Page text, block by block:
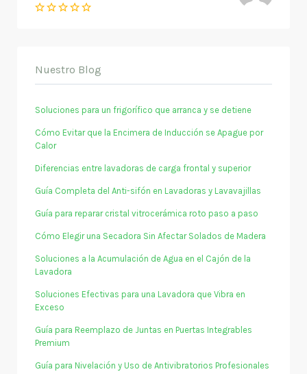
Nuestro Blog
Soluciones para un frigorífico que arranca y se detiene
Cómo Evitar que la Encimera de Inducción se Apague por
Calor
Diferencias entre lavadoras de carga frontal y superior
Guía Completa del Anti-sifón en Lavadoras y Lavavajillas
Guía para reparar cristal vitrocerámica roto paso a paso
Cómo Elegir una Secadora Sin Afectar Solados de Madera
Soluciones a la Acumulación de Agua en el Cajón de la
Lavadora
Soluciones Efectivas para una Lavadora que Vibra en
Exceso
Guía para Reemplazo de Juntas en Puertas Integrables
Premium
Guía para Nivelación y Uso de Antivibratorios Profesionales